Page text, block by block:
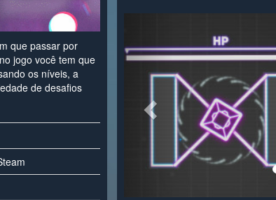
que passar por
jogo você tem que
os níveis, a
de desafios